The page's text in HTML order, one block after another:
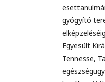
gyógyító
Egyesült
Tennesse,